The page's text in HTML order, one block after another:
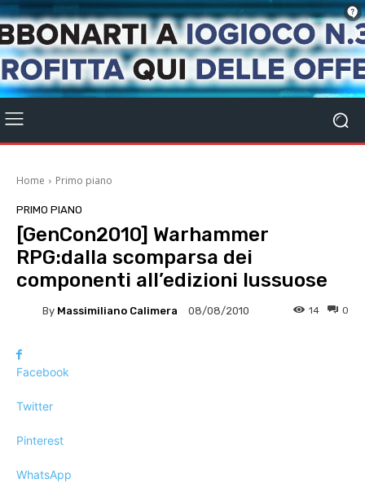
Home Primo piano
PRIMO PIANO
[GenCon2010] Warhammer
RPG:dalla scomparsa dei
componenti all’edizioni lussuose
By Massimiliano Calimera 08/08/2010 0
14
Facebook
Twitter
Pinterest
WhatsApp